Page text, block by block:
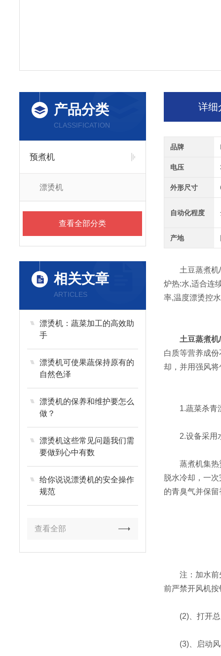
产品分类
CLASSIFICATION
预煮机
漂烫机
查看全部分类
相关文章
ARTICLES
漂烫机：蔬菜加工的高效助
手
漂烫机可使果蔬保持原有的
自然色泽
漂烫机的保养和维护要怎么
做？
漂烫机这些常见问题我们需
要做到心中有数
给你说说漂烫机的安全操作
规范
查看全部
详细
品牌
电压
外形尺寸
自动化程度
产地
土豆蒸煮机/
炉热:水,适合连
率,温度漂烫控
土豆蒸煮机
白质等营养成
却，并用强风
1.蔬菜杀青漂
2.设备采用水
蒸煮机集热烫
脱水冷却，一
的青臭气并保
注：加水前先
前严禁开风机
(2)、打开总
(3)、启动风